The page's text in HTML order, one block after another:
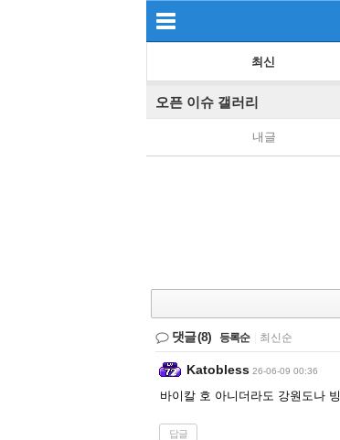
최신
오픈 이슈 갤러리
내글
댓글(8) 등록순 최신순
Katobless 26-06-09 00:36
바이칼 호 아니더라도 강원도나
답글